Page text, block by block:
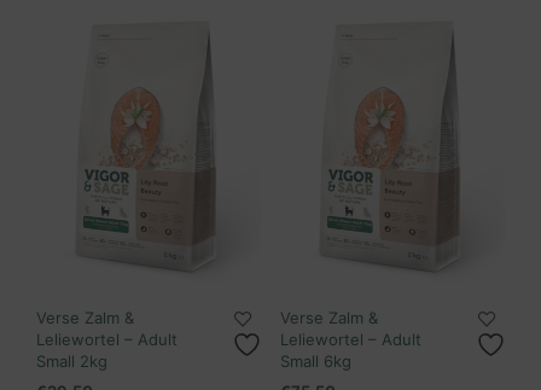
Verse Zalm &
Leliewortel – Adult
Small 2kg
Verse Zalm &
Leliewortel – Adult
Small 6kg